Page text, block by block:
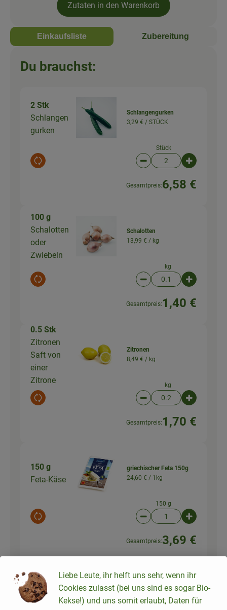
Zutaten in den Warenkorb
Einkaufsliste Zubereitung
Du brauchst:
2 Stk
Schlangen
gurken
Auswahl ändern
Schlangengurken
3,29 € / STÜCK
Stück
Artikelanzahl
Gesamtpreis:6,58 €
100 g
Schalotten
oder
Zwiebeln
Auswahl ändern
Schalotten
13,99 € / kg
kg
Artikelanzahl
Gesamtpreis: 1,40 €
0.5 Stk
Zitronen
Saft von
einer
Zitrone
Auswahl ändern
Zitronen
8,49 € / kg
kg
Artikelanzahl
Gesamtpreis: 1,70 €
150 g
Feta-Käse
Auswahl ändern
griechischer Feta 150g
24,60 € / 1kg
150 g
Artikelanzahl
Gesamtpreis:3,69 €
Du hast sicher:
Liebe Leute, ihr helft uns sehr, wenn ihr
Cookies zulasst (bei uns sind es sogar Bio-
Kekse!) und uns somit erlaubt, Daten für